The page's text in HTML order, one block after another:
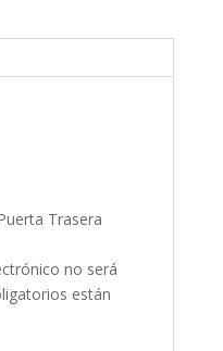
Trasera
no será
están